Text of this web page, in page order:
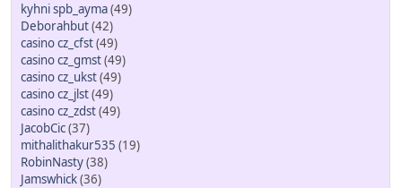
kyhni spb_ayma(49)
Deborahbut(42)
casino cz_cfst(49)
casino cz_gmst(49)
casino cz_ukst(49)
casino cz_jlst(49)
casino cz_zdst(49)
JacobCic(37)
mithalithakur535 (19)
RobinNasty(38)
Jamswhick(36)